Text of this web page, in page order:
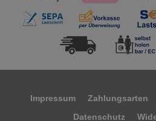
Impressum Zahlungsarten
Datenschutz